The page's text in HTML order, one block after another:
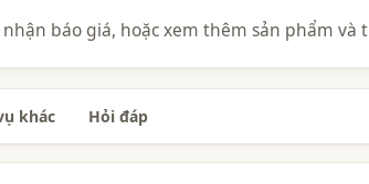
nhận báo giá, hoặc xem thêm sản phẩm
khác Hỏi đáp